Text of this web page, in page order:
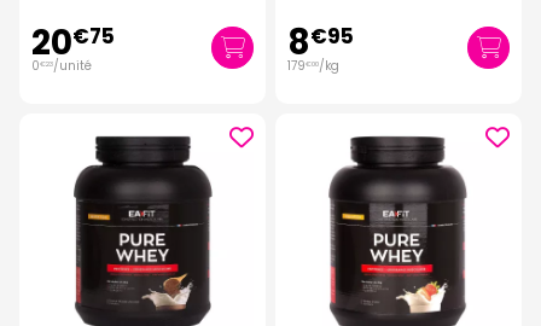
20€75
0€23/unité 8€95
179€00/kg